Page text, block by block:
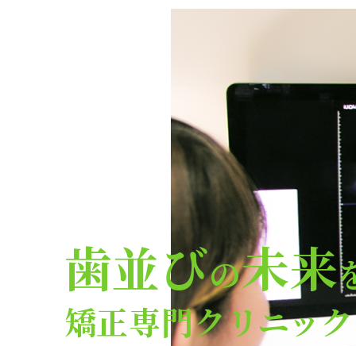
歯並びの未来
矯正専門クリニック